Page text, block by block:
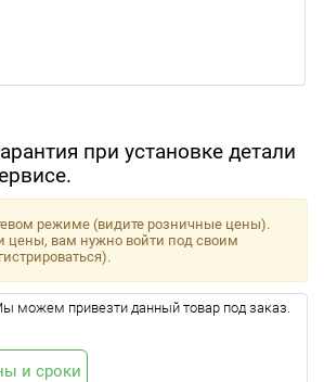
при установке детали
режиме (видите розничные цены).
цены, вам нужно войти под своим
можем привезти данный товар под заказ.
и сроки